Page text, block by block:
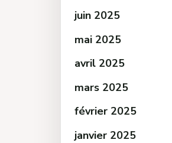
juin 2025
mai 2025
avril 2025
mars 2025
février 2025
janvier 2025